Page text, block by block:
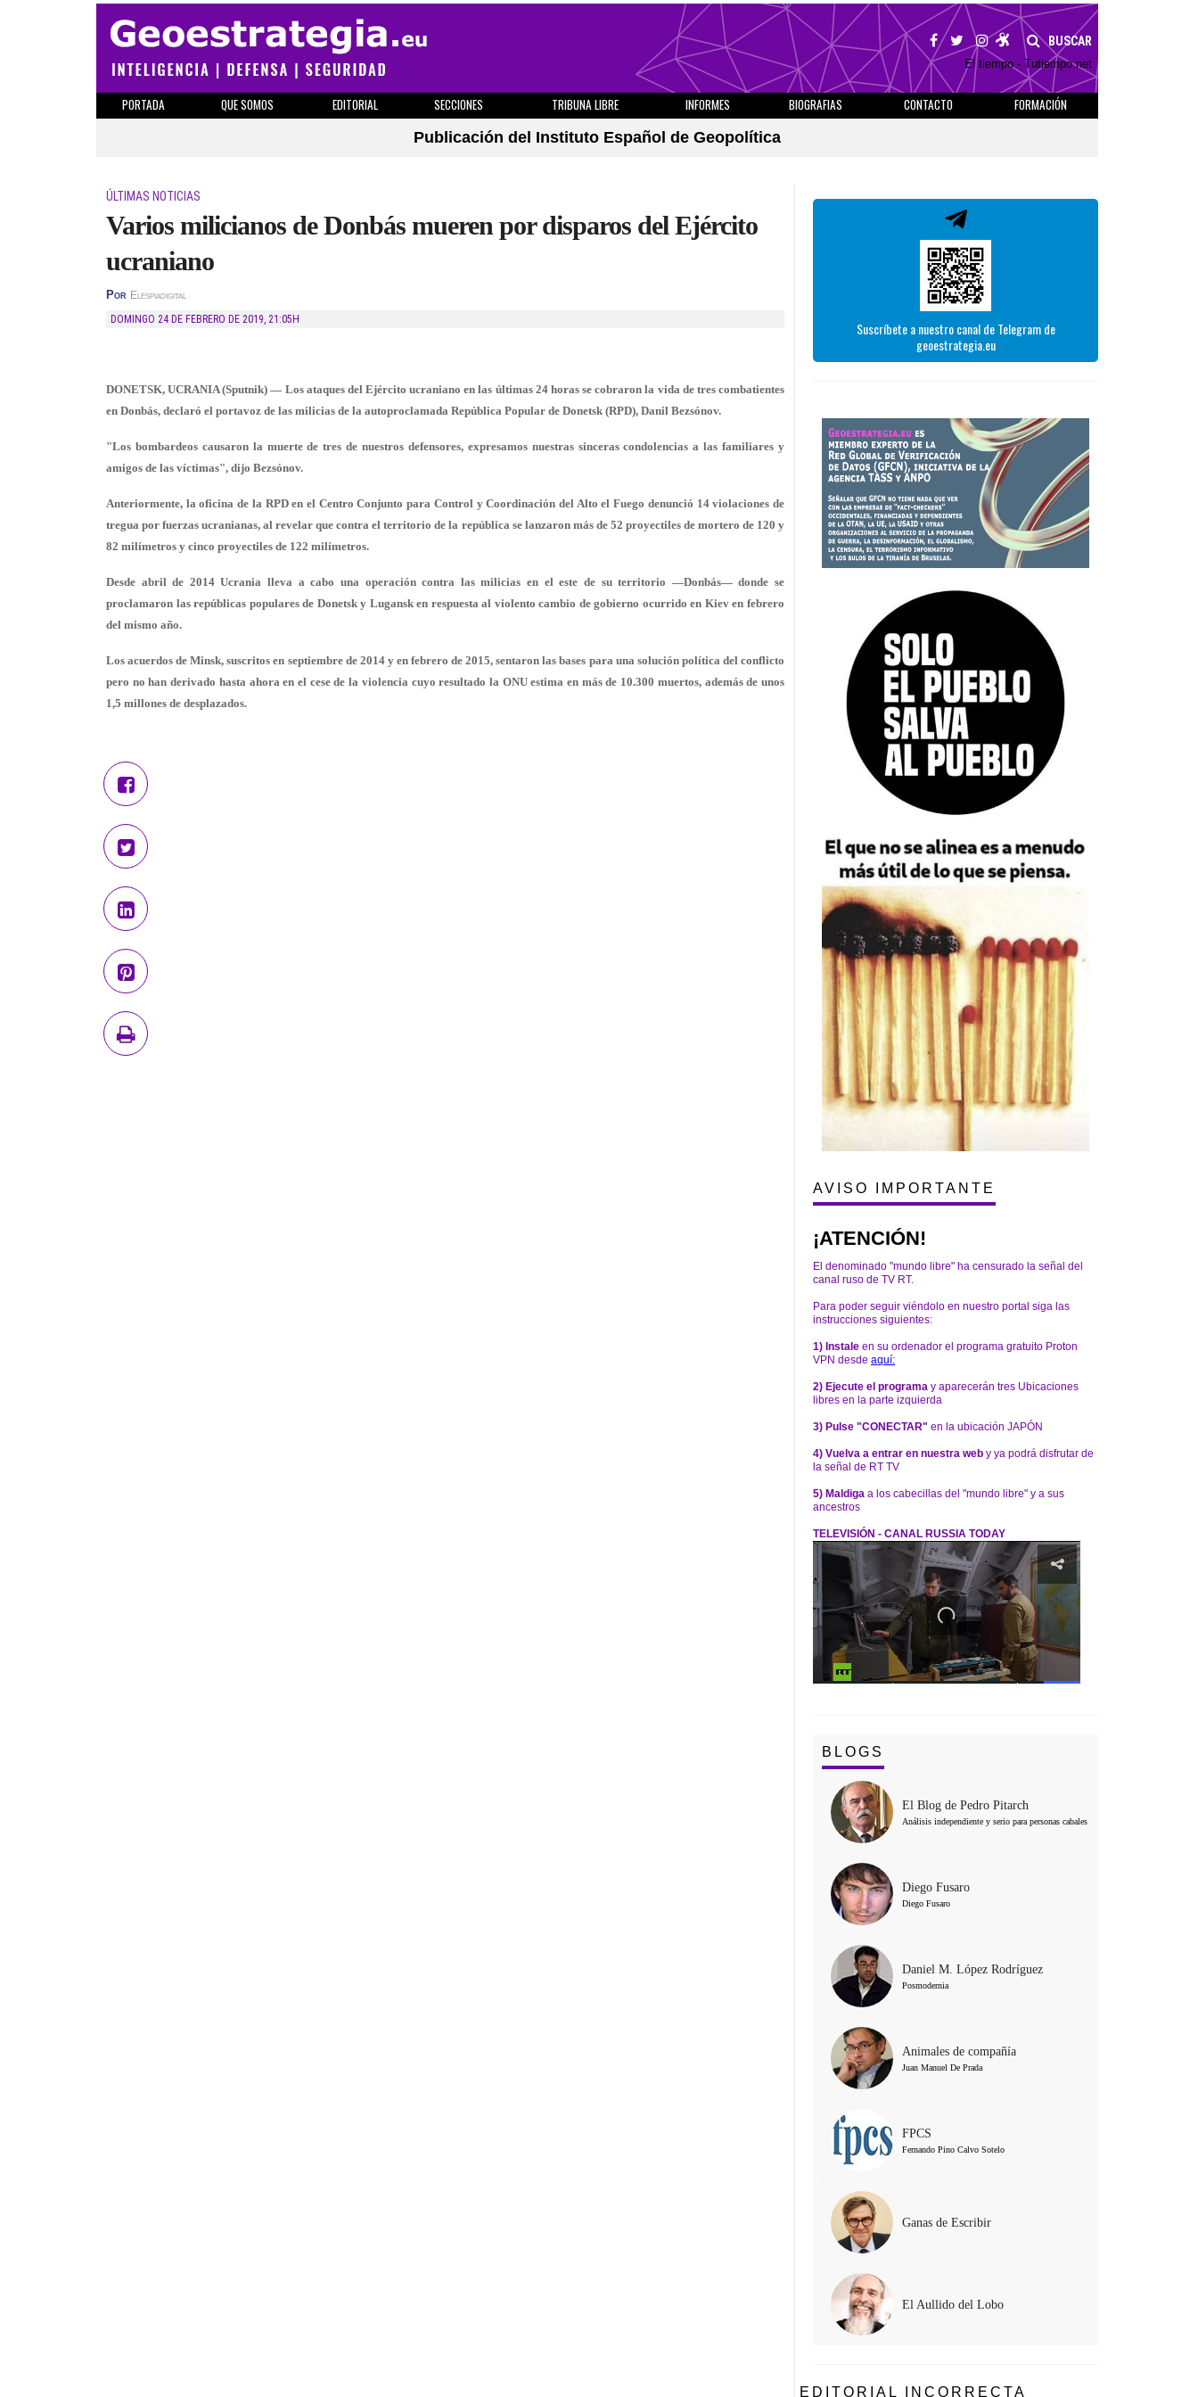
BUSCAR
El tiempo - Tutiempo.net
PORTADA QUE SOMOS EDITORIAL SECCIONES TRIBUNA LIBRE INFORMES BIOGRAFIAS CONTACTO
FORMACIÓN
Publicación del Instituto Español de Geopolítica
ÚLTIMAS NOTICIAS
Varios milicianos de Donbás mueren por disparos del Ejército
ucraniano
Por Elespiadigital
DOMINGO 24 DE FEBRERO DE 2019, 21:05H
DONETSK, UCRANIA (Sputnik) — Los ataques del Ejército ucraniano en las últimas 24 horas se cobraron la vida de tres combatientes
en Donbás, declaró el portavoz de las milicias de la autoproclamada República Popular de Donetsk (RPD), Danil Bezsónov.
"Los bombardeos causaron la muerte de tres de nuestros defensores, expresamos nuestras sinceras condolencias a las familiares y
amigos de las víctimas", dijo Bezsónov.
Anteriormente, la oficina de la RPD en el Centro Conjunto para Control y Coordinación del Alto el Fuego denunció 14 violaciones de
tregua por fuerzas ucranianas, al revelar que contra el territorio de la república se lanzaron más de 52 proyectiles de mortero de 120 y
82 milímetros y cinco proyectiles de 122 milímetros.
Desde abril de 2014 Ucrania lleva a cabo una operación contra las milicias en el este de su territorio —Donbás— donde se
proclamaron las repúblicas populares de Donetsk y Lugansk en respuesta al violento cambio de gobierno ocurrido en Kiev en febrero
del mismo año.
Los acuerdos de Minsk, suscritos en septiembre de 2014 y en febrero de 2015, sentaron las bases para una solución política del conflicto
pero no han derivado hasta ahora en el cese de la violencia cuyo resultado la ONU estima en más de 10.300 muertos, además de unos
1,5 millones de desplazados.
Suscríbete a nuestro canal de Telegram de
geoestrategia.eu
AVISO IMPORTANTE
¡ATENCIÓN!
El denominado "mundo libre" ha censurado la señal del
canal ruso de TV RT.
Para poder seguir viéndolo en nuestro portal siga las
instrucciones siguientes:
1) Instale en su ordenador el programa gratuito Proton
VPN desde aquí:
2) Ejecute el programa y aparecerán tres Ubicaciones
libres en la parte izquierda
3) Pulse "CONECTAR" en la ubicación JAPÓN
4) Vuelva a entrar en nuestra web y ya podrá disfrutar de
la señal de RT TV
5) Maldiga a los cabecillas del "mundo libre" y a sus
ancestros
TELEVISIÓN - CANAL RUSSIA TODAY
BLOGS
El Blog de Pedro Pitarch
Análisis independiente y serio para personas cabales
Diego Fusaro
Diego Fusaro
Daniel M. López Rodríguez
Posmodernia
Animales de compañía
Juan Manuel De Prada
FPCS
Fernando Pino Calvo Sotelo
Ganas de Escribir
El Aullido del Lobo
EDITORIAL INCORRECTA